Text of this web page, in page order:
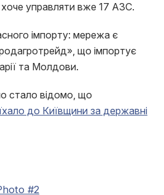
хоче управляти вже 17 АЗС.
імпорту: мережа є
що імпортує
та Молдови.
стало відомо, що
до Київщини за державні